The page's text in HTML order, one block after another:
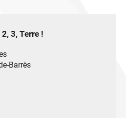
3, Terre !
Barrès